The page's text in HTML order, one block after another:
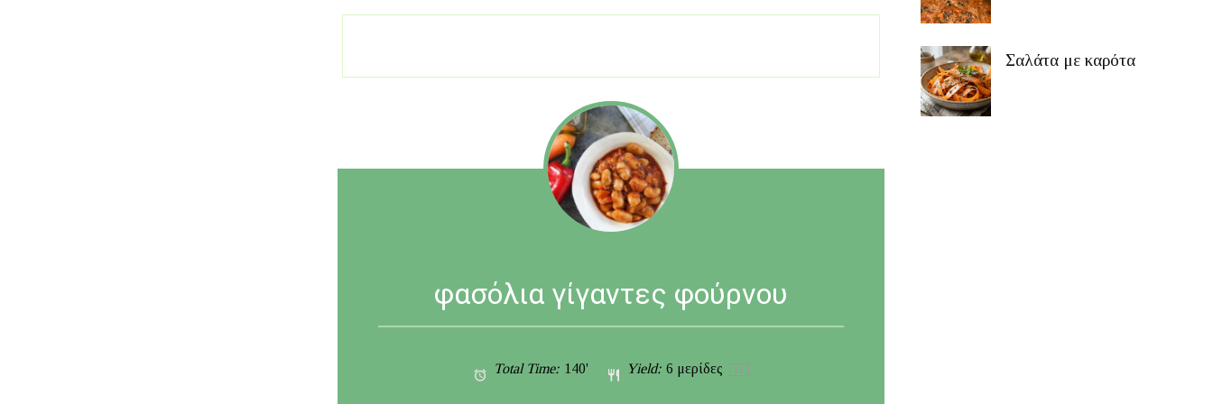
φασόλια γίγαντες φούρνου
Total Time: 140' Yield: 6 μερίδες 1 x
Σαλάτα με καρότα